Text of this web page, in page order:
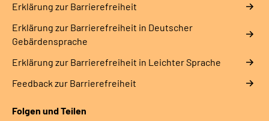
Erklärung zur Barrierefreiheit
Erklärung zur Barrierefreiheit in Deutscher
Gebärdensprache
Erklärung zur Barrierefreiheit in Leichter Sprache
Feedback zur Barrierefreiheit
Folgen und Teilen